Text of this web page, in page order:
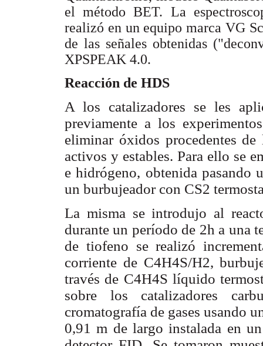
el método BET. La
realizó en un equipo marca VG
de las señales obtenidas
XPSPEAK 4.0.
Reacción de HDS
A los catalizadores se les
previamente a los
eliminar óxidos procedentes
activos y estables. Para ello se
e hidrógeno, obtenida
un burbujeador con CS2
La misma se introdujo al
durante un período de 2h a una
de tiofeno se realizó
corriente de C4H4S/H2,
través de C4H4S líquido
sobre los catalizadores
cromatografía de gases usando
0,91 m de largo instalada en